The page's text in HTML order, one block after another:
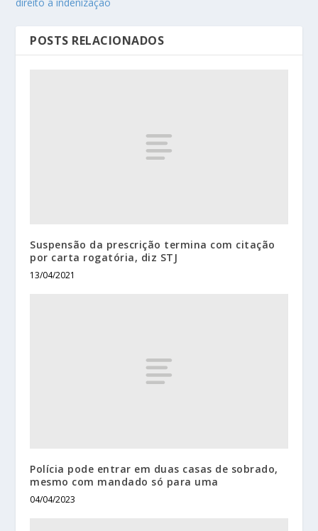
direito a indenização
POSTS RELACIONADOS
Suspensão da prescrição termina com citação
por carta rogatória, diz STJ
13/04/2021
Polícia pode entrar em duas casas de sobrado,
mesmo com mandado só para uma
04/04/2023